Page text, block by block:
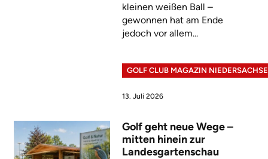
kleinen weißen Ball –
gewonnen hat am Ende
jedoch vor allem...
GOLF CLUB MAGAZIN
13. Juli 2026
Golf geht neue Wege –
mitten hinein zur
Landesgartenschau